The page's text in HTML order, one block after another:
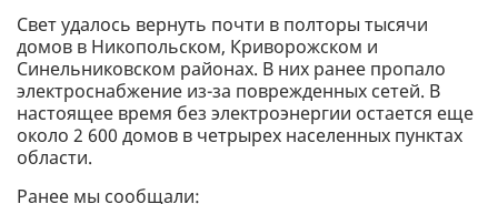
Свет удалось вернуть почти в полторы тысячи
домов в Никопольском, Криворожском и
Синельниковском районах. В них ранее пропало
электроснабжение из-за поврежденных сетей. В
настоящее время без электроэнергии остается еще
около 2 600 домов в четрырех населенных пунктах
области.
Ранее мы сообщали: